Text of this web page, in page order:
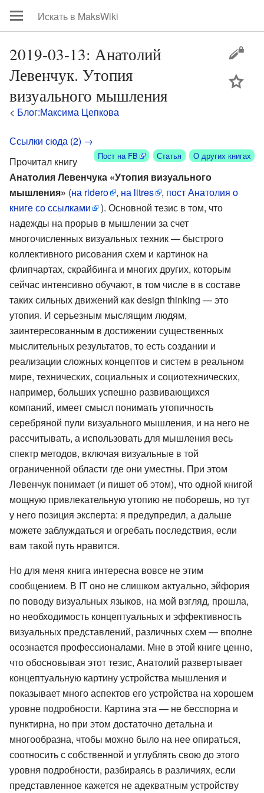
2019-03-13: Анатолий
Левенчук. Утопия
визуального мышления
< Блог:Максима Цепкова
Ссылки сюда (2) →
О других книгах
Статья
Пост на FB
Прочитал книгу
Анатолия Левенчука «Утопия визуального
мышления» (на ridero , на litres , пост Анатолия о
книге со ссылками
). Основной тезис в том, что
надежды на прорыв в мышлении за счет
многочисленных визуальных техник — быстрого
коллективного рисования схем и картинок на
флипчартах, скрайбинга и многих других, которым
сейчас интенсивно обучают, в том числе в в составе
таких сильных движений как design thinking — это
утопия. И серьезным мыслящим людям,
заинтересованным в достижении существенных
мыслительных результатов, то есть создании и
реализации сложных концептов и систем в реальном
мире, технических, социальных и социотехнических,
например, больших успешно развивающихся
компаний, имеет смысл понимать утопичность
серебряной пули визуального мышления, и на него не
рассчитывать, а использовать для мышления весь
спектр методов, включая визуальные в той
ограниченной области где они уместны. При этом
Левенчук понимает (и пишет об этом), что одной книгой
мощную привлекательную утопию не поборешь, но тут
у него позиция эксперта: я предупредил, а дальше
можете заблуждаться и огребать последствия, если
вам такой путь нравится.
Но для меня книга интересна вовсе не этим
сообщением. В IT оно не слишком актуально, эйфория
по поводу визуальных языков, на мой взгляд, прошла,
но необходимость концептуальных и эффективность
визуальных представлений, различных схем — вполне
осознается профессионалами. Мне в этой книге ценно,
что обосновывая этот тезис, Анатолий развертывает
концептуальную картину устройства мышления и
показывает много аспектов его устройства на хорошем
уровне подробности. Картина эта — не бесспорна и
пунктирна, но при этом достаточно детальна и
многообразна, чтобы можно было на нее опираться,
соотносить с собственной и углублять свою до этого
уровня подробности, разбираясь в различиях, если
представленное кажется не адекватным устройству